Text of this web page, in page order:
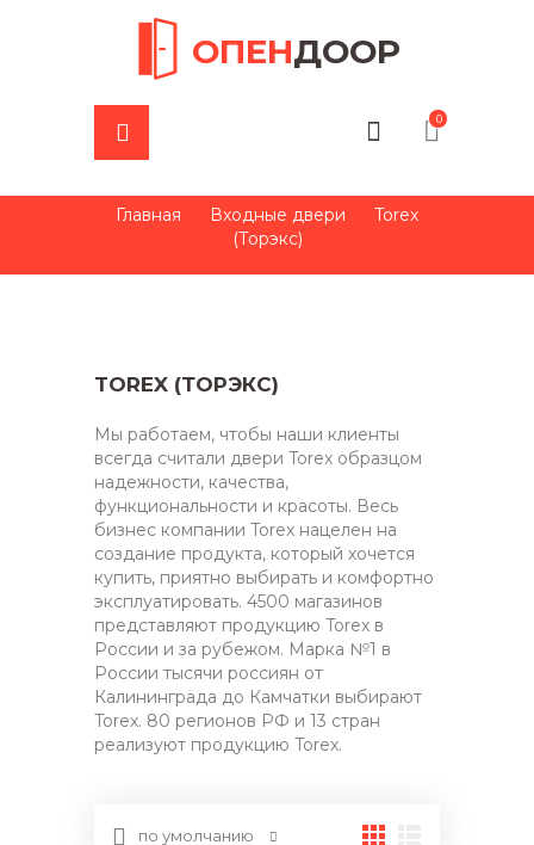
ОПЕНДООР
0
Главная Входные двери
Torex
(Торэкс)
TOREX (ТОРЭКС)
Мы работаем, чтобы наши клиенты
всегда считали двери Torex образцом
надежности, качества,
функциональности и красоты. Весь
бизнес компании Torex нацелен на
создание продукта, который хочется
купить, приятно выбирать и комфортно
эксплуатировать. 4500 магазинов
представляют продукцию Torex в
России и за рубежом. Марка №1 в
России тысячи россиян от
Калининграда до Камчатки выбирают
Torex. 80 регионов РФ и 13 стран
реализуют продукцию Torex.